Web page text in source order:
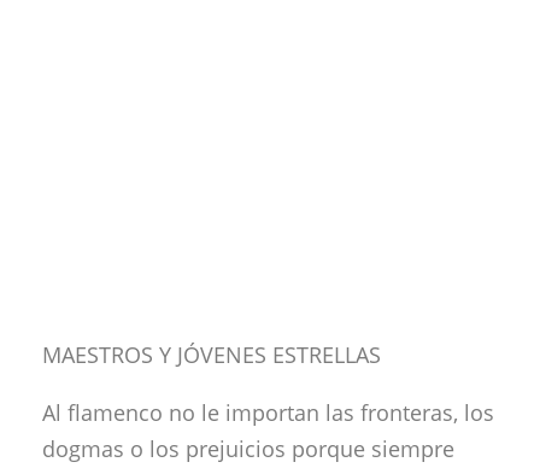
MAESTROS Y JÓVENES ESTRELLAS
Al flamenco no le importan las fronteras, los
dogmas o los prejuicios porque siempre